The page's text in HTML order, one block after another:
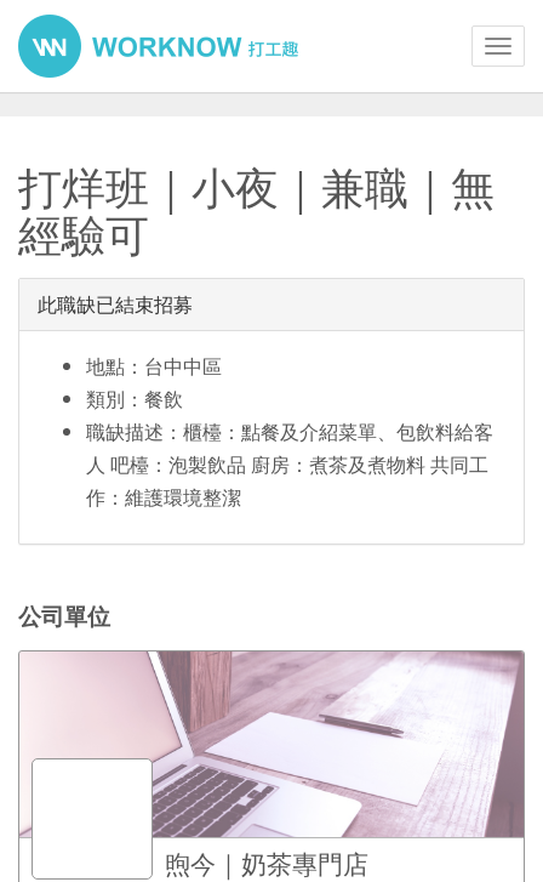
打烊班｜小夜｜兼職｜無
經驗可
此職缺已結束招募
地點：台中中區
類別：餐飲
職缺描述：櫃檯：點餐及介紹菜單、包飲料給客
人 吧檯：泡製飲品 廚房：煮茶及煮物料 共同工
作：維護環境整潔
公司單位
煦今｜奶茶專門店